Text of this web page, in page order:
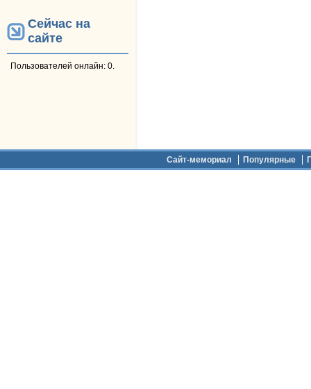
Сейчас на
сайте
Пользователей онлайн: 0.
Сайт-мемориал Популярные